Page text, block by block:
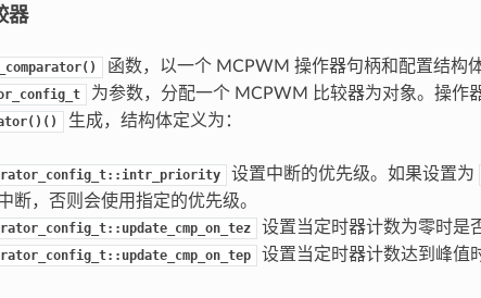
器
函数，以一个 MCPWM 操作器句柄和配置结构
为参数，分配一个 MCPWM 比较器为对象。操作
生成，结构体定义为：
设置中断的优先级。如果设置为
断，否则会使用指定的优先级。
设置当定时器计数为零时是
设置当定时器计数达到峰值